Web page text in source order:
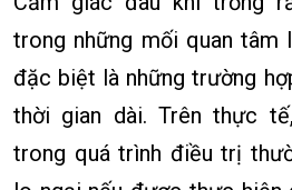
trong những mối quan tâm
đặc biệt là những trường
thời gian dài. Trên thực
trong quá trình điều trị